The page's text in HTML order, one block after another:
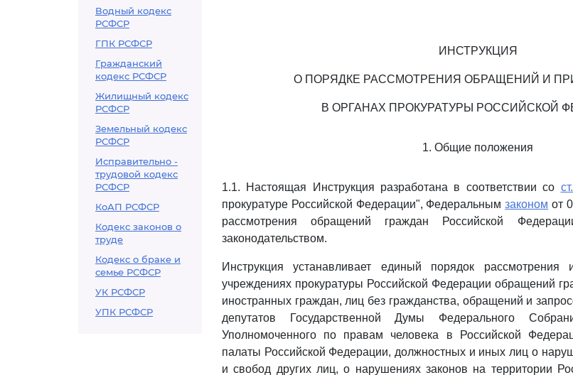
Водный кодекс
РСФСР
ГПК РСФСР
Гражданский
кодекс РСФСР
Жилищный кодекс
РСФСР
Земельный кодекс
РСФСР
Исправительно -
трудовой кодекс
РСФСР
КоАП РСФСР
Кодекс законов о
труде
Кодекс о браке и
семье РСФСР
УК РСФСР
УПК РСФСР
ИНСТРУКЦИЯ
О ПОРЯДКЕ РАССМОТРЕНИЯ ОБРАЩЕНИЙ И
В ОРГАНАХ ПРОКУРАТУРЫ РОССИЙСКОЙ
1. Общие положения
1.1. Настоящая Инструкция разработана в соответствии со
прокуратуре Российской Федерации", Федеральнымзаконом от
рассмотрения обращений граждан Российской
законодательством.
Инструкция устанавливает единый порядок
учреждениях прокуратуры Российской Федерации обращений
иностранных граждан, лиц без гражданства, обращений и
депутатов Государственной Думы Федерального
Уполномоченного по правам человека в Российской
палаты Российской Федерации, должностных и иных лиц о
и свобод других лиц, о нарушениях законов на территории